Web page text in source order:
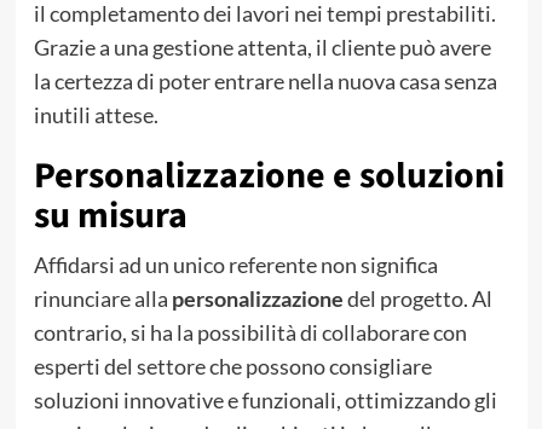
il completamento dei lavori nei tempi prestabiliti.
Grazie a una gestione attenta, il cliente può avere
la certezza di poter entrare nella nuova casa senza
inutili attese.
Personalizzazione e soluzioni
su misura
Affidarsi ad un unico referente non significa
rinunciare alla personalizzazionedel progetto. Al
contrario, si ha la possibilità di collaborare con
esperti del settore che possono consigliare
soluzioni innovative e funzionali, ottimizzando gli